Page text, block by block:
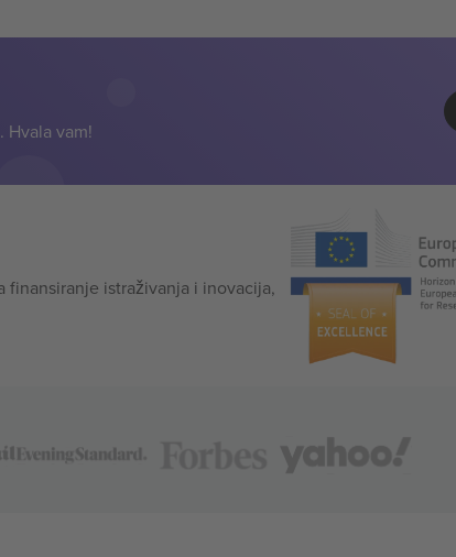
vam!
istraživanja i inovacija,